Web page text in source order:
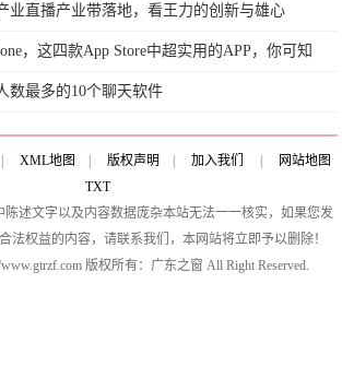
业直播产业带落地，看王力的创新与雄心
，这四款App Store中超实用的APP，你可知
数最多的10个聊天软件
XML地图 版权声明 加入我们
网站地图
TXT
述文字以及内容数据庞杂本站无法一一核实，如果您发
法权益的内容，请联系我们，本网站将立即予以删除！
版权所有：广东之窗 All Right Reserved.